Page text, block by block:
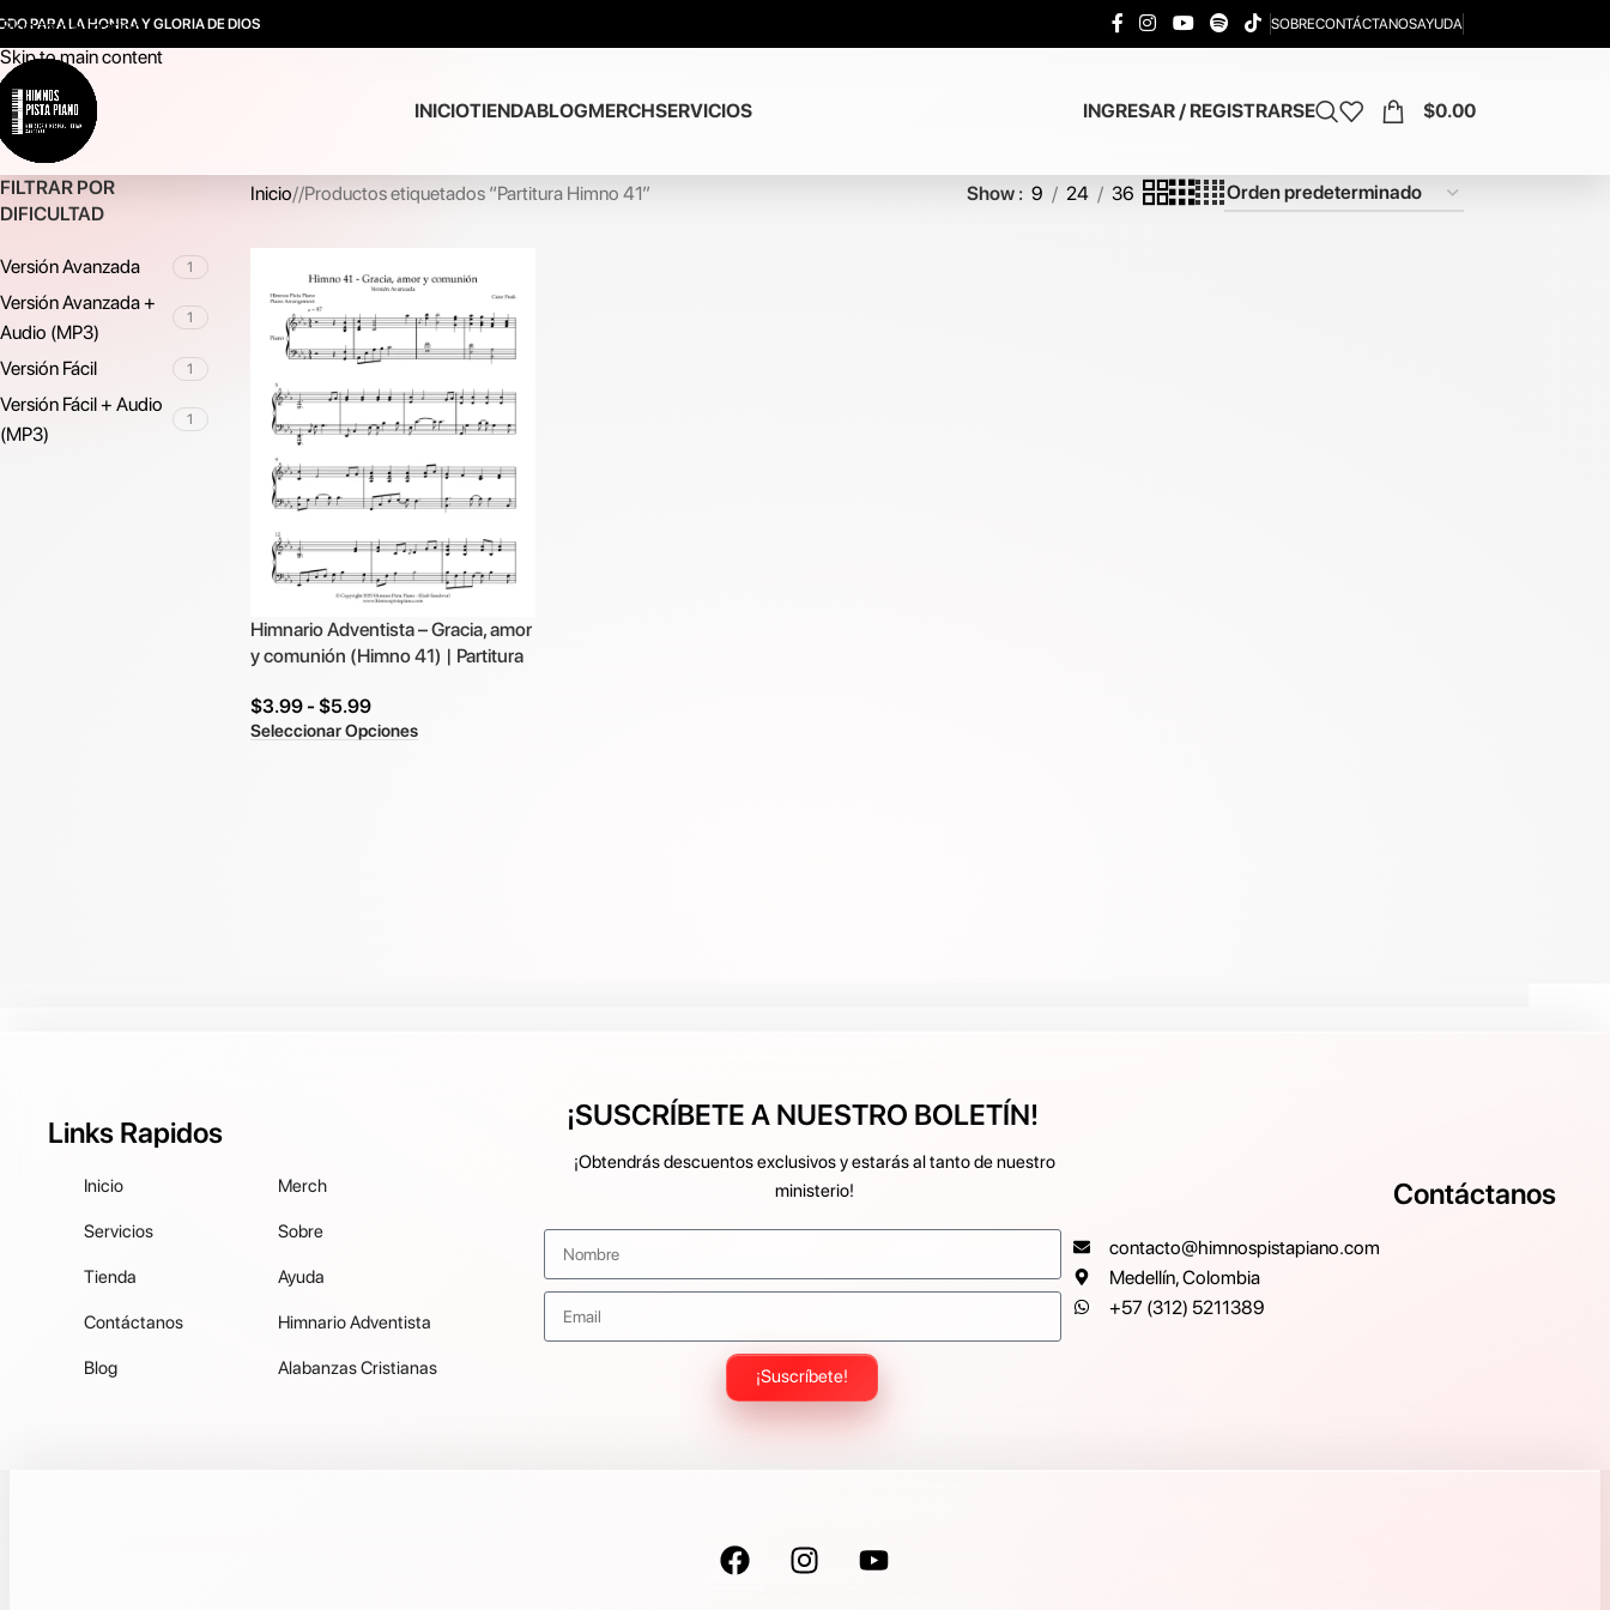
Skip to navigation
Skip to main content
PARA LA HONRA Y GLORIA DE DIOS SOBRECONTÁCTANOSAYUDA
INICIOTIENDABLOGMERCHSERVICIOS INGRESAR / REGISTRARSE $0.00
FILTRAR POR
DIFICULTAD
Versión Avanzada 1
Versión Avanzada +
Audio (MP3)
1
Versión Fácil 1
Versión Fácil + Audio
(MP3)
1
Inicio/ Productos etiquetados “Partitura Himno 41” Show 9 24 36
Himnario Adventista – Gracia, amor
y comunión (Himno 41) | Partitura
$3.99 - $5.99
Seleccionar Opciones
Links Rapidos
Inicio
Servicios
Tienda
Contáctanos
Blog
Merch
Sobre
Ayuda
Himnario Adventista
Alabanzas Cristianas
¡SUSCRÍBETE A NUESTRO BOLETÍN!
¡Obtendrás descuentos exclusivos y estarás al tanto de nuestro
ministerio!
¡Suscríbete!
Contáctanos
contacto@himnospistapiano.com
Medellín, Colombia
+57 (312) 5211389